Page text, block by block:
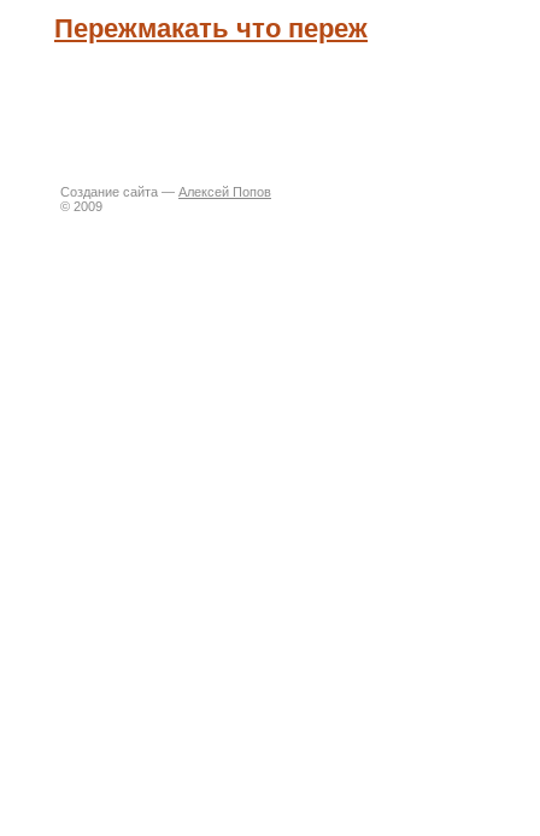
Пережмакать что переж
Создание сайта — Алексей Попов
© 2009